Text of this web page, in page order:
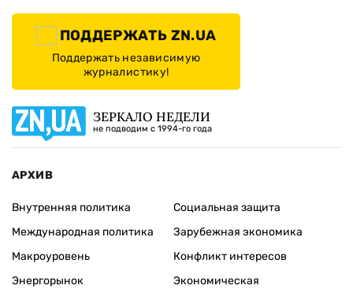
ПОДДЕРЖАТЬ ZN.UA
Поддержать независимую
журналистику!
ЗЕРКАЛО НЕДЕЛИ
не подводим с 1994-го года
АРХИВ
Внутренняя политика
Международная политика
Макроуровень
Энергорынок
Социальная защита
Зарубежная экономика
Конфликт интересов
Экономическая